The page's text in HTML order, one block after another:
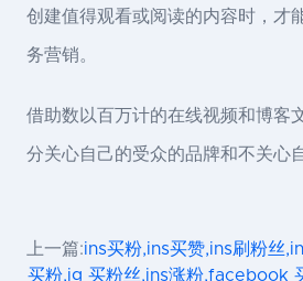
创建值得观看或阅读的内容时，才
务营销。
借助数以百万计的在线视频和博客
分关心自己的受众的品牌和不关心
上一篇:ins买粉,ins买赞,ins刷粉丝
买粉,ig 买粉丝,ins涨粉,facebook